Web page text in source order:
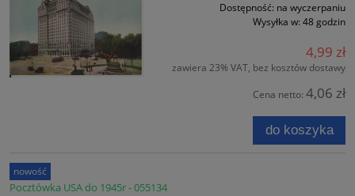
Dostępność: na wyczerpaniu
Wysyłka w: 48 godzin
4,99 zł
zawiera 23% VAT, bez kosztów dostawy
Cena netto: 4,06 zł
do koszyka
Pocztówka USA do 1945r - 055134
nowość